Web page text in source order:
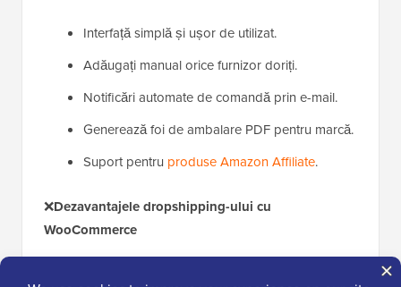
Interfață simplă și ușor de utilizat.
Adăugați manual orice furnizor doriți.
Notificări automate de comandă prin e-mail.
Generează foi de ambalare PDF pentru marcă.
Suport pentru produse Amazon Affiliate.
❌Dezavantajele dropshipping-ului cu
WooCommerce